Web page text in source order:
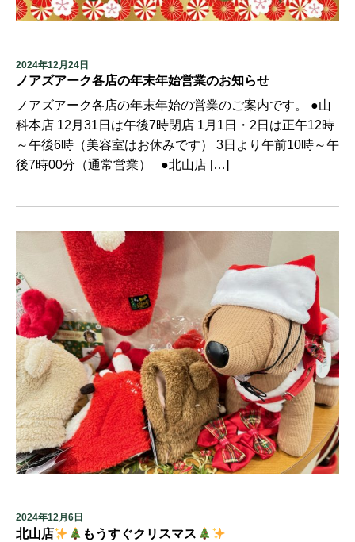
2024年12月24日
ノアズアーク各店の年末年始営業のお知らせ
ノアズアーク各店の年末年始の営業のご案内です。 ●山
科本店 12月31日は午後7時閉店 1月1日・2日は正午12時
～午後6時（美容室はお休みです） 3日より午前10時～午
後7時00分（通常営業） ●北山店 […]
2024年12月6日
北山店
もうすぐクリスマス